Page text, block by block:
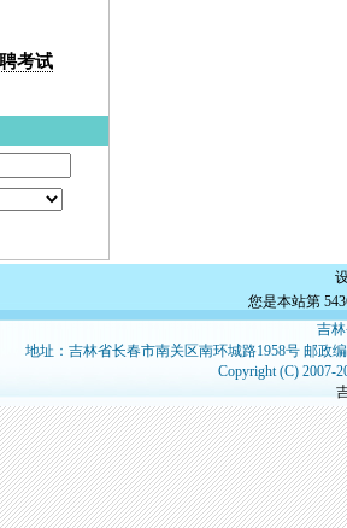
考试
您是本站第
吉
地址：吉林省长春市南关区南环城路1958号 邮政
Copyright (C) 2007-